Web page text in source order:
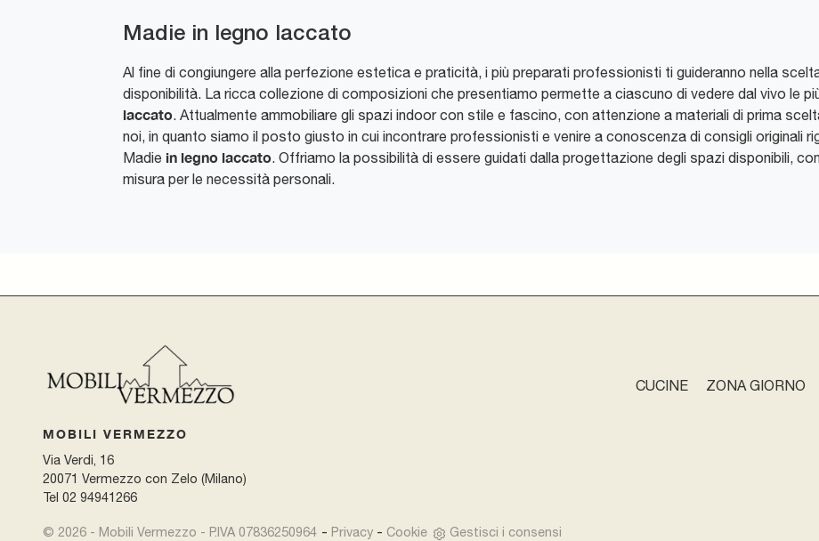
Madie in legno laccato
Al fine di congiungere alla perfezione estetica e praticità, i più preparati professionisti ti guideranno nella
disponibilità. La ricca collezione di composizioni che presentiamo permette a ciascuno di vedere dal vivo le
laccato. Attualmente ammobiliare gli spazi indoor con stile e fascino, con attenzione a materiali di prima
noi, in quanto siamo il posto giusto in cui incontrare professionisti e venire a conoscenza di consigli originali
Madie in legno laccato. Offriamo la possibilità di essere guidati dalla progettazione degli spazi disponibili,
misura per le necessità personali.
CUCINE ZONA GIORNO
MOBILI VERMEZZO
Via Verdi, 16
20071 Vermezzo con Zelo (Milano)
Tel 02 94941266
© 2026 - Mobili Vermezzo - P.IVA 07836250964 Privacy - Cookie Gestisci i consensi